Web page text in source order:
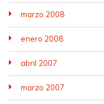
marzo 2008
enero 2008
abril 2007
marzo 2007